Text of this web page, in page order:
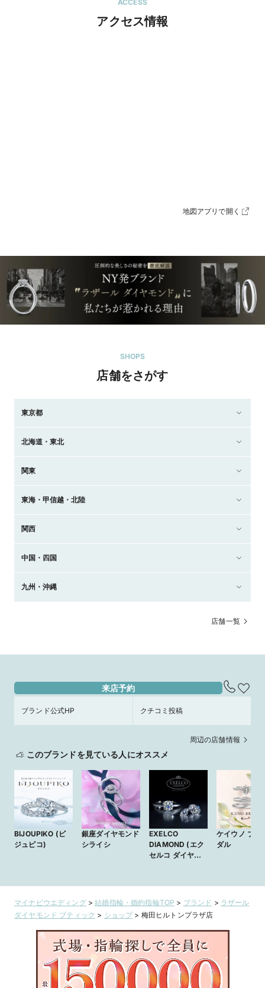
ACCESS
アクセス情報
地図アプリで開く
SHOPS
店舗をさがす
東京都
北海道・東北
関東
東海・甲信越・北陸
関西
中国・四国
九州・沖縄
店舗一覧
来店予約
ブランド公式HP クチコミ投稿
周辺の店舗情報
このブランドを見ている人にオススメ
BIJOUPIKO (ビ
ジュピコ)
銀座ダイヤモンド
シライシ
EXELCO
DIAMOND (エク
セルコ ダイヤモ
ケイウノ ブラ
ダル
マイナビウエディング>結婚指輪・婚約指輪TOP > ブランド > ラザール
ダイヤモンド ブティック > ショップ > 梅田ヒルトンプラザ店